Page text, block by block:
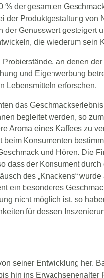
der gesamten
der Produktgestaltung von
Genusswert gesteigert
die wiederum sein
an denen
und Eigenwerbung
Lebensmitteln erforschen.
das
begleitet werden, so
Aroma eines Kaffees zu
beim Konsumenten
und Hören. Die
dass der Konsument
des „Knackens“
ein besonderes
nicht möglich ist, so
für dessen
seiner Entwicklung her.
hin ins Erwachsenenalter